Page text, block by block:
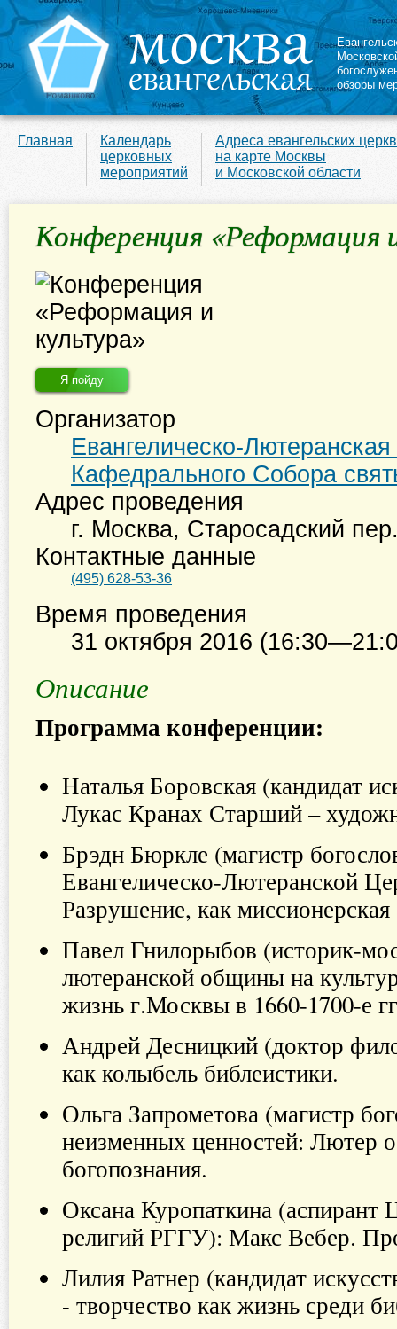
обзоры
Главная
Календарь
церковных
мероприятий
Адреса евангельских
на карте Москвы
и Московской области
Конференция «Реформация
Я пойду
Организатор
Евангелическо-
Кафедрального Собора
Адрес проведения
г. Москва, Старосадский
Контактные данные
(495) 628-53-36
Время проведения
31 октября 2016
Описание
Программа конференции:
Наталья Боровская (кандидат
Лукас Кранах Старший –
Брэдн Бюркле (магистр
Евангелическо-Лютеранской
Разрушение, как
Павел Гнилорыбов (историк-
лютеранской общины на
жизнь г.Москвы в 1660-1700-е
Андрей Десницкий (доктор
как колыбель библеистики.
Ольга Запрометова (магистр
неизменных ценностей: Лютер
богопознания.
Оксана Куропаткина (аспирант
религий РГГУ): Макс Вебер.
Лилия Ратнер (кандидат
- творчество как жизнь среди